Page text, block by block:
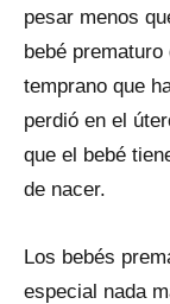
pesar menos
bebé
temprano que
perdió en el
que el bebé
de nacer.
Los bebés
especial nada